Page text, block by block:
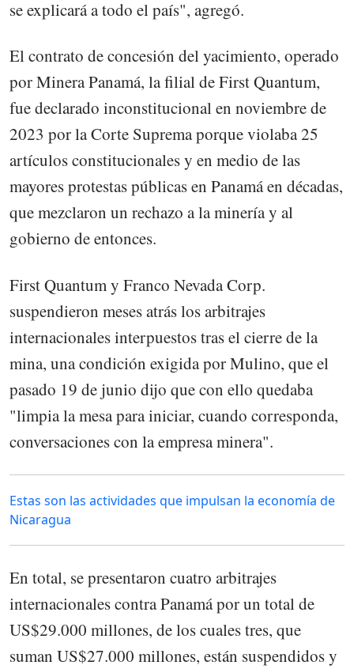
se explicará a todo el país", agregó.
El contrato de concesión del yacimiento, operado
por Minera Panamá, la filial de First Quantum,
fue declarado inconstitucional en noviembre de
2023 por la Corte Suprema porque violaba 25
artículos constitucionales y en medio de las
mayores protestas públicas en Panamá en décadas,
que mezclaron un rechazo a la minería y al
gobierno de entonces.
First Quantum y Franco Nevada Corp.
suspendieron meses atrás los arbitrajes
internacionales interpuestos tras el cierre de la
mina, una condición exigida por Mulino, que el
pasado 19 de junio dijo que con ello quedaba
"limpia la mesa para iniciar, cuando corresponda,
conversaciones con la empresa minera".
Estas son las actividades que impulsan la economía de
Nicaragua
En total, se presentaron cuatro arbitrajes
internacionales contra Panamá por un total de
US$29.000 millones, de los cuales tres, que
suman US$27.000 millones, están suspendidos y